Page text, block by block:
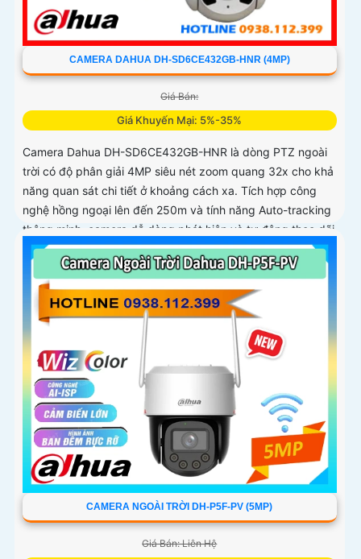
CAMERA DAHUA DH-SD6CE432GB-HNR (4MP)
Giá Bán:
Giá Khuyến Mại: 5%-35%
Camera Dahua DH-SD6CE432GB-HNR là dòng PTZ ngoài
trời có độ phân giải 4MP siêu nét zoom quang 32x cho khả
năng quan sát chi tiết ở khoảng cách xa. Tích hợp công
nghệ hồng ngoại lên đến 250m và tính năng Auto-tracking
thông minh, camera dễ dàng phát hiện và tự động theo dõi
mục tiêu chuyển động
CAMERA NGOÀI TRỜI DH-P5F-PV (5MP)
Giá Bán: Liên Hệ